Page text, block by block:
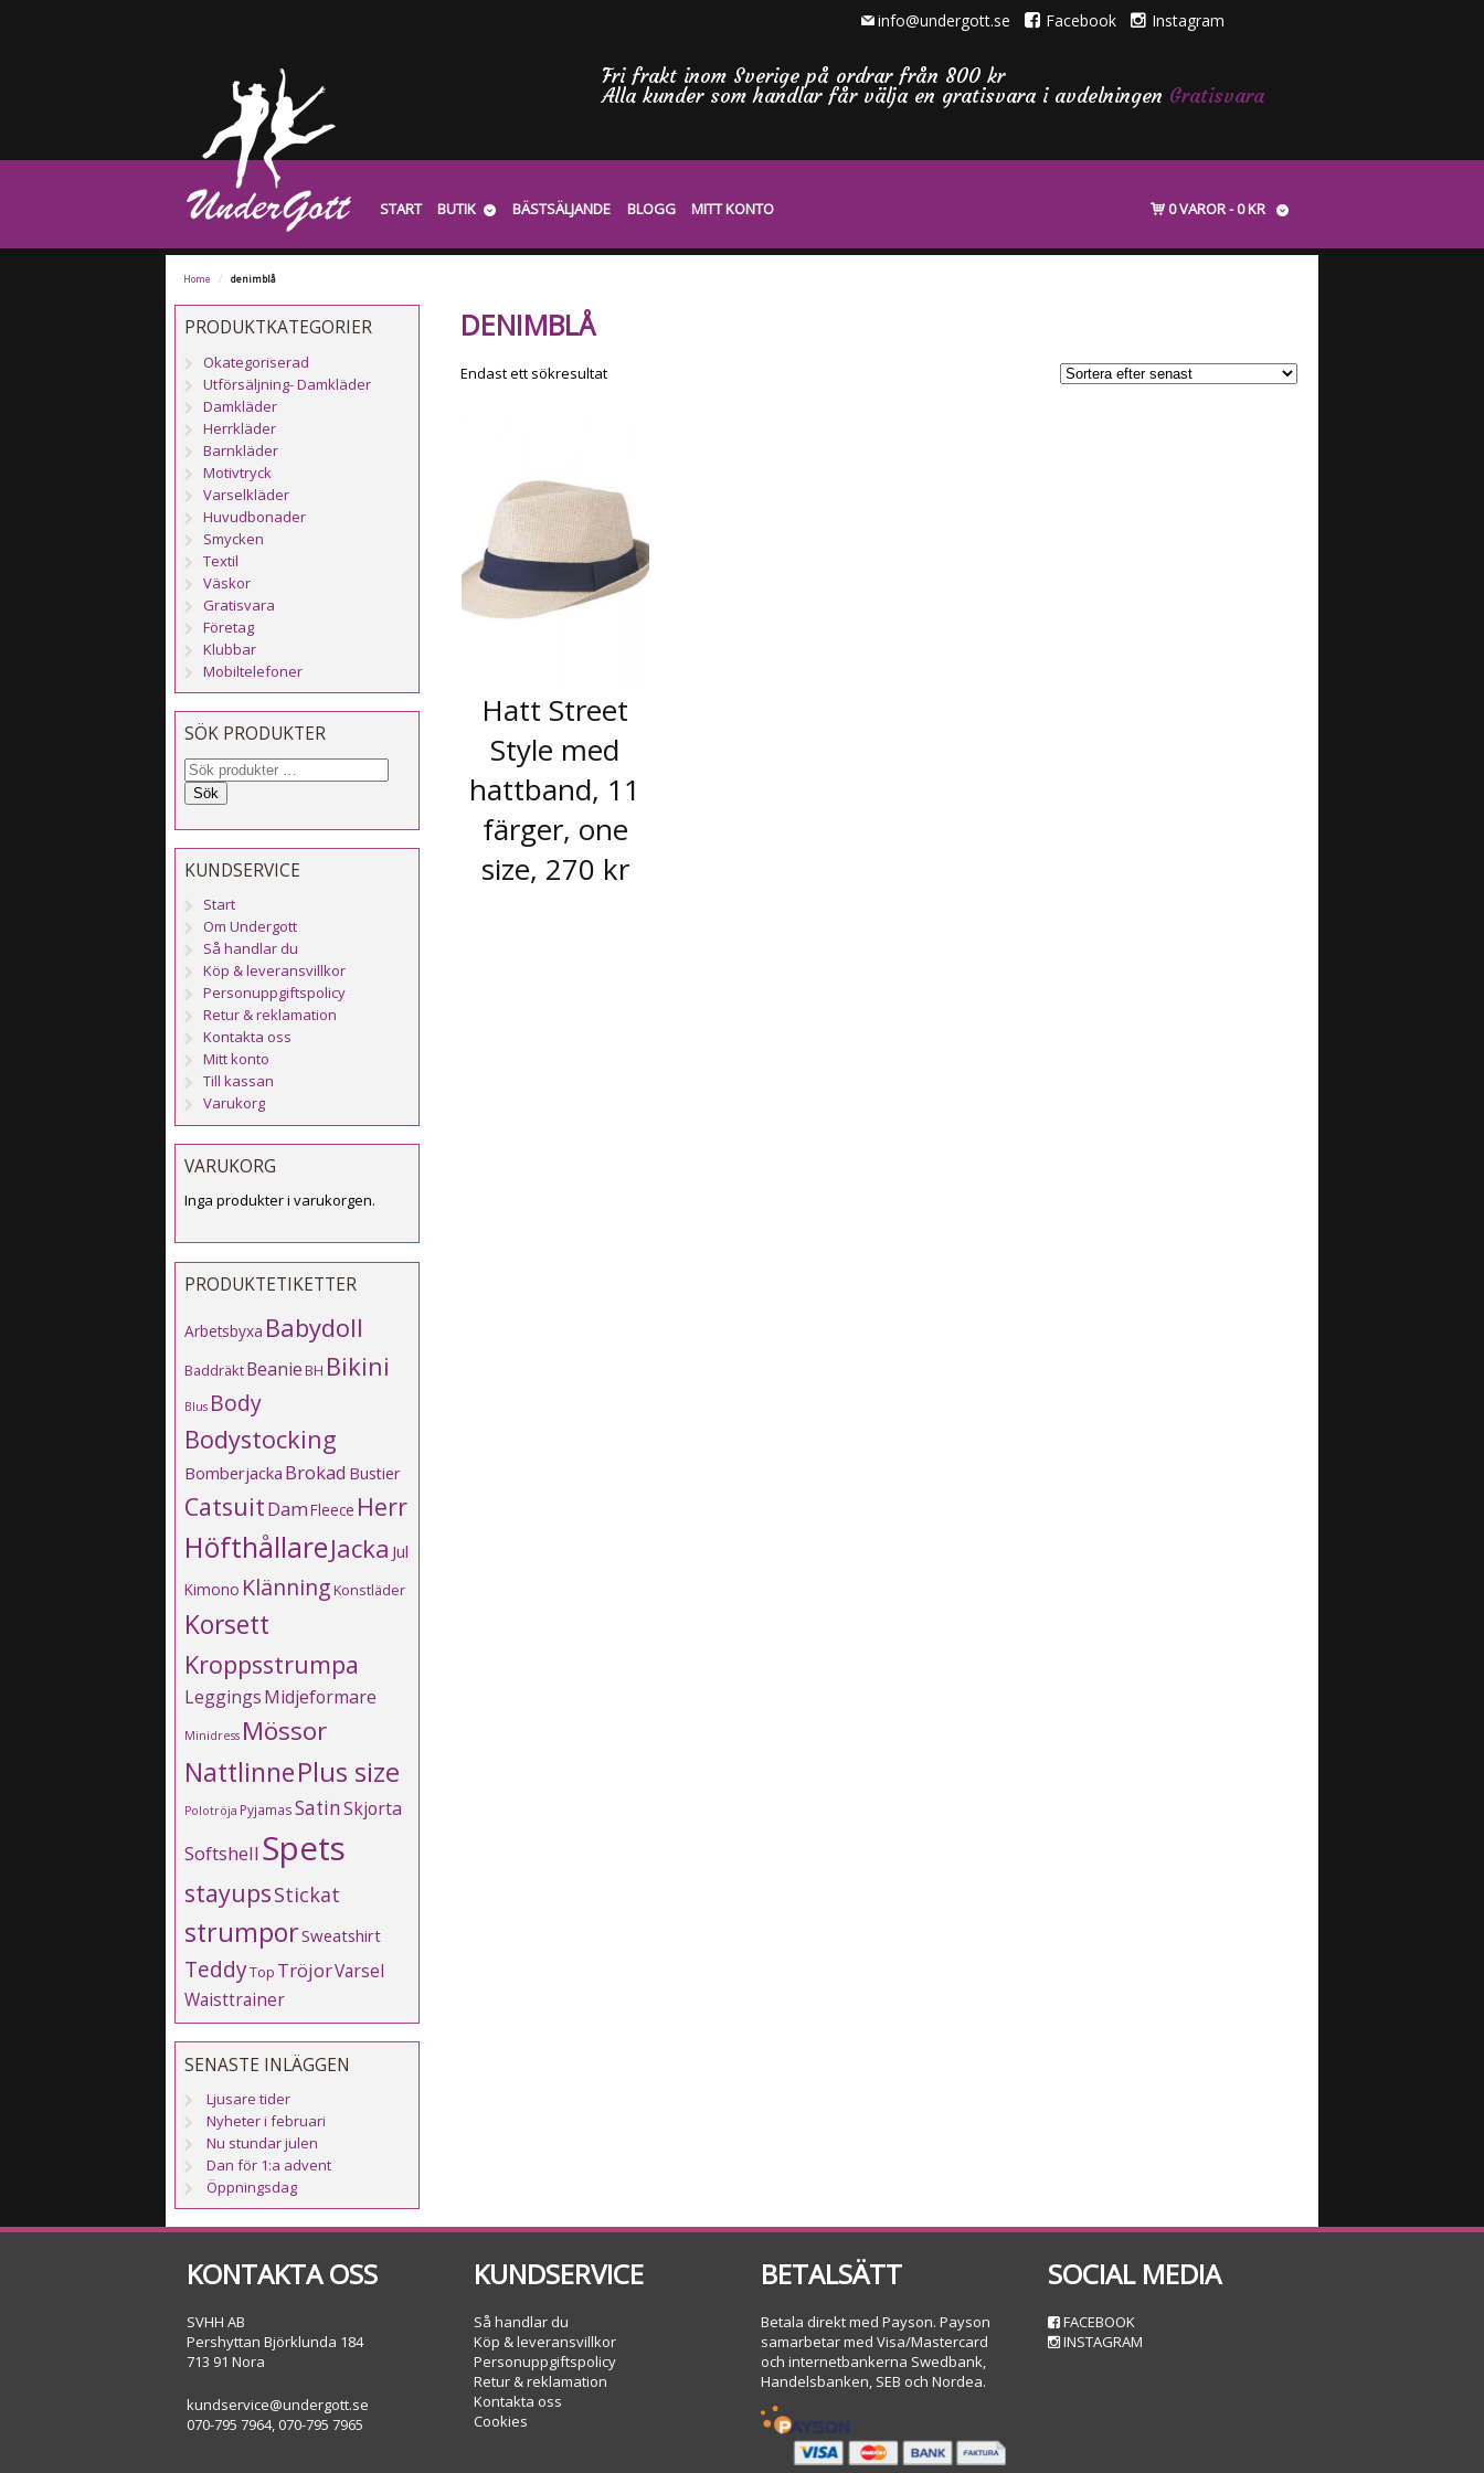
info@undergott.se Facebook Instagram
Fri frakt inom Sverige på ordrar från 800 kr
Alla kunder som handlar får välja en gratisvara i avdelningen Gratisvara
START BUTIK BÄSTSÄLJANDE BLOGG MITT KONTO 0 VAROR 0 KR
Home / denimblå
DENIMBLÅ
Endast ett sökresultat
Hatt Street
Style med
hattband, 11
färger, one
size, 270 kr
PRODUKTKATEGORIER
Okategoriserad
Utförsäljning- Damkläder
Damkläder
Herrkläder
Barnkläder
Motivtryck
Varselkläder
Huvudbonader
Smycken
Textil
Väskor
Gratisvara
Företag
Klubbar
Mobiltelefoner
SÖK PRODUKTER
Sök
KUNDSERVICE
Start
Om Undergott
Så handlar du
Köp & leveransvillkor
Personuppgiftspolicy
Retur & reklamation
Kontakta oss
Mitt konto
Till kassan
Varukorg
VARUKORG
Inga produkter i varukorgen.
PRODUKTETIKETTER
Arbetsbyxa Babydoll
BaddräktBeanieBH Bikini
Blus Body
Bodystocking
Bomberjacka Brokad Bustier
CatsuitDamFleece Herr
HöfthållareJacka Jul
Kimono KlänningKonstläder
Korsett
Kroppsstrumpa
LeggingsMidjeformare
Minidress Mössor
NattlinnePlus size
Polotröja PyjamasSatinSkjorta
Softshell Spets
stayupsStickat
strumporSweatshirt
TeddyTop TröjorVarsel
Waisttrainer
SENASTE INLÄGGEN
Ljusare tider
Nyheter i februari
Nu stundar julen
Dan för 1:a advent
Öppningsdag
KONTAKTA OSS
SVHH AB
Pershyttan Björklunda 184
713 91 Nora
kundservice@undergott.se
070-795 7964, 070-795 7965
KUNDSERVICE
Så handlar du
Köp & leveransvillkor
Personuppgiftspolicy
Retur & reklamation
Kontakta oss
Cookies
BETALSÄTT
Betala direkt med Payson. Payson
samarbetar med Visa/Mastercard
och internetbankerna Swedbank,
Handelsbanken, SEB och Nordea.
SOCIAL MEDIA
FACEBOOK
INSTAGRAM